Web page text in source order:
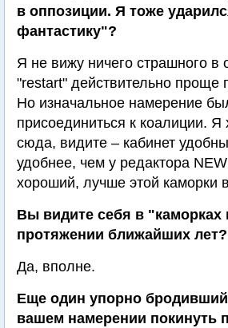
в оппозиции. Я тоже
фантастику"?
Я не вижу ничего страшного в
"restart" действительно проще
Но изначальное намерение
присоединиться к коалиции. Я
сюда, видите – кабинет
удобнее, чем у редактора
хороший, лучше этой каморки
Вы видите себя в "каморках
протяжении ближайших лет?
Да, вполне.
Еще один упорно
вашем намерении покинуть